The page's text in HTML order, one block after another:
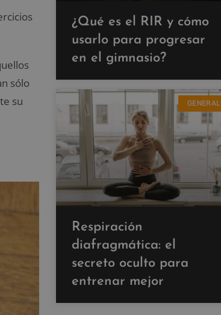
sólo
su
¿Qué es el RIR y cómo
usarlo para progresar
en el gimnasio?
GENERAL
Respiración
diafragmática: el
secreto oculto para
entrenar mejor